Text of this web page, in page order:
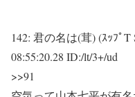
142: 君の名は(茸) (ｽｯﾌﾟT
08:55:20.28 ID:/lt/3+/ud
>>91